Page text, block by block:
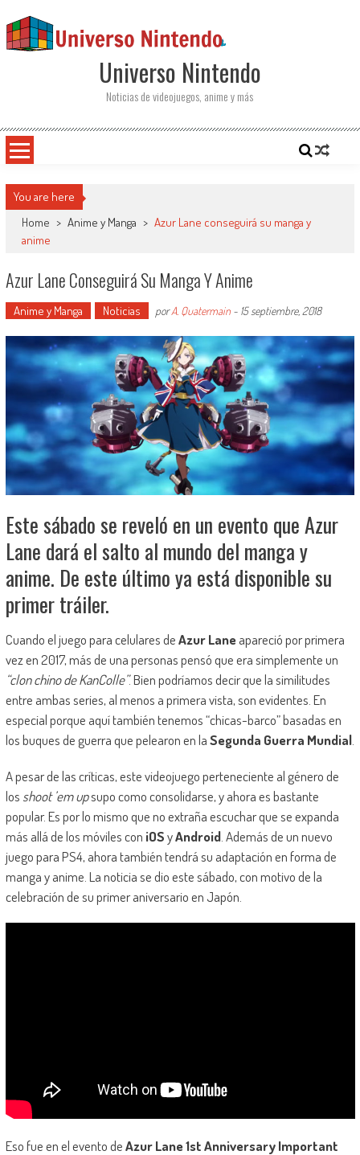
Universo Nintendo
Noticias de videojuegos, anime y más
You are here
Home > Anime y Manga > Azur Lane conseguirá su manga y
anime
Azur Lane Conseguirá Su Manga Y Anime
Anime y Manga Noticias porA. Quatermain- 15 septiembre, 2018
Este sábado se reveló en un evento que Azur
Lane dará el salto al mundo del manga y
anime. De este último ya está disponible su
primer tráiler.
Cuando el juego para celulares deAzur Laneapareció por primera
vez en 2017, más de una personas pensó que era simplemente un
“clon chino de KanColle”. Bien podríamos decir que la similitudes
entre ambas series, al menos a primera vista, son evidentes. En
especial porque aquí también tenemos “chicas-barco” basadas en
los buques de guerra que pelearon en laSegunda Guerra Mundial.
A pesar de las críticas, este videojuego perteneciente al género de
los shoot ’em upsupo como consolidarse, y ahora es bastante
popular. Es por lo mismo que no extraña escuchar que se expanda
más allá de los móviles con iOSyAndroid. Además de un nuevo
juego para PS4, ahora también tendrá su adaptación en forma de
manga y anime. La noticia se dio este sábado, con motivo de la
celebración de su primer aniversario en Japón.
Eso fue en el evento deAzur Lane 1st Anniversary Important